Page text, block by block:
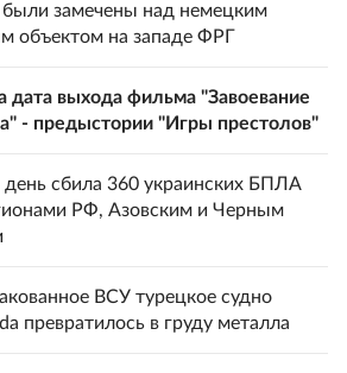
замечены над немецким
объектом на западе ФРГ
дата выхода фильма "Завоевание
- предыстории "Игры престолов"
сбила 360 украинских БПЛА
РФ, Азовским и Черным
ВСУ турецкое судно
превратилось в груду металла